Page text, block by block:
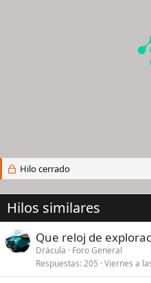
Hilo cerrado
Hilos similares
Que reloj de
Drácula
Foro General
Respuestas 205 Viernes a